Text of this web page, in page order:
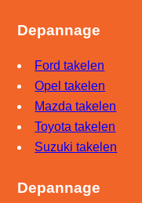
Depannage
Ford takelen
Opel takelen
Mazda takelen
Toyota takelen
Suzuki takelen
Depannage